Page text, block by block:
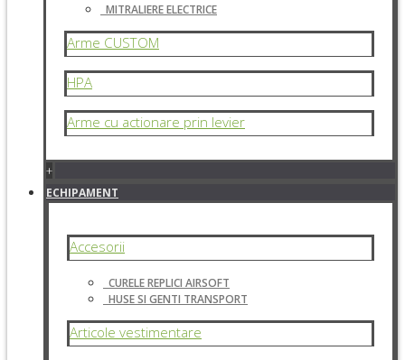
MITRALIERE ELECTRICE
Arme CUSTOM
HPA
Arme cu actionare prin levier
+
ECHIPAMENT
Accesorii
CURELE REPLICI AIRSOFT
HUSE SI GENTI TRANSPORT
Articole vestimentare